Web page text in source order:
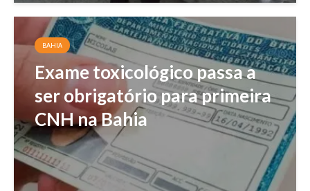
BAHIA
Exame toxicológico passa a
ser obrigatório para primeira
CNH na Bahia